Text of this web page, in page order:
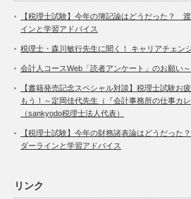
【税理士試験】今年の簿記論はどうだった？
インと学習アドバイス
税理士・森川敏行先生に聞く！ キャリアチェン
会計人コースWeb「読者アンケート」のお願い
【書籍発売記念スペシャル対談】税理士試験お
もう！～定岡佳代先生（『会計事務所の仕事カ
（sankyodo税理士法人代表）
【税理士試験】今年の財務諸表論はどうだっ
ダーラインと学習アドバイス
リンク